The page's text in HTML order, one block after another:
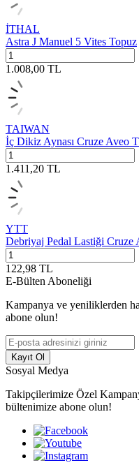
İTHAL
Astra J Manuel 5 Vites Topuz
1.008,00 TL
TAIWAN
İç Dikiz Aynası Cruze Aveo
1.411,20 TL
YTT
Debriyaj Pedal Lastiği Cruze
122,98 TL
E-Bülten Aboneliği
Kampanya ve yeniliklerden
abone olun!
Kayıt Ol
Sosyal Medya
Takipçilerimize Özel
bültenimize abone olun!